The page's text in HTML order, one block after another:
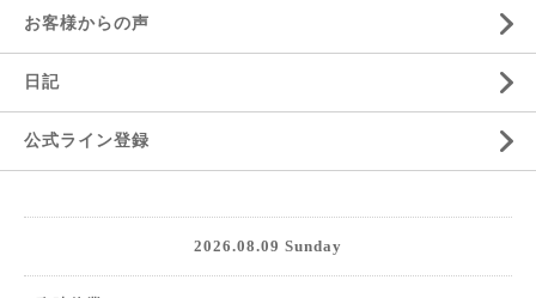
お客様からの声
日記
公式ライン登録
2026.08.09 Sunday